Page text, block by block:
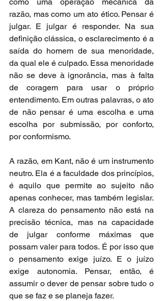
razão, mas como um ato ético. Pensar é
julgar. E julgar é responder. Na sua
definição clássica, o esclarecimento é a
saída do homem de sua menoridade,
da qual ele é culpado. Essa menoridade
não se deve à ignorância, mas à falta
de coragem para usar o próprio
entendimento. Em outras palavras, o ato
de não pensar é uma escolha e uma
escolha por submissão, por conforto,
por conformismo.
A razão, em Kant, não é um instrumento
neutro. Ela é a faculdade dos princípios,
é aquilo que permite ao sujeito não
apenas conhecer, mas também legislar.
A clareza do pensamento não está na
precisão técnica, mas na capacidade
de julgar conforme máximas que
possam valer para todos. É por isso que
o pensamento exige juízo. E o juízo
exige autonomia. Pensar, então, é
assumir o dever de pensar sobre tudo o
que se faz e se planeja fazer.